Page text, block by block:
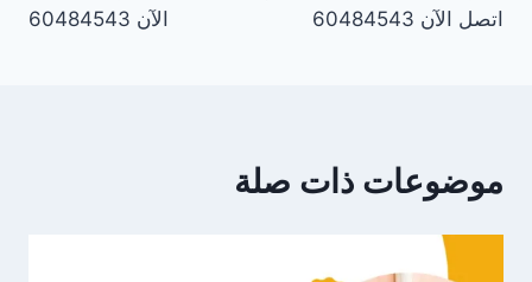
اتصل الآن 60484543
الآن 60484543
موضوعات ذات صلة